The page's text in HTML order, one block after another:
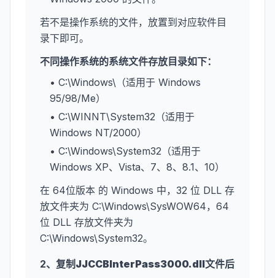
若不是操作系统的文件，放置到对应软件目
录下即可。
不同操作系统的系统文件存放目录如下：
• C:\Windows\（适用于 Windows
95/98/Me）
• C:\WINNT\System32（适用于
Windows NT/2000）
• C:\Windows\System32（适用于
Windows XP、Vista、7、8、8.1、10）
在 64位版本 的 Windows 中，32 位 DLL 存
放文件夹为 C:\Windows\SysWOW64，64
位 DLL 存放文件夹为
C:\Windows\System32。
2、复制 JJCCBInterPass3000.dll文件后